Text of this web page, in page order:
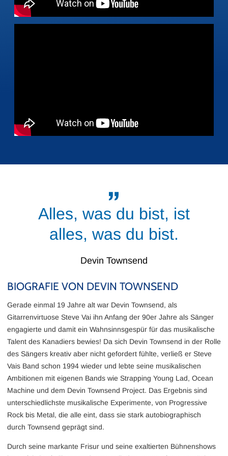
Alles, was du bist, ist
alles, was du bist.
Devin Townsend
BIOGRAFIE VON DEVIN TOWNSEND
Gerade einmal 19 Jahre alt war Devin Townsend, als
Gitarrenvirtuose Steve Vai ihn Anfang der 90er Jahre als Sänger
engagierte und damit ein Wahnsinnsgespür für das musikalische
Talent des Kanadiers bewies! Da sich Devin Townsend in der Rolle
des Sängers kreativ aber nicht gefordert fühlte, verließ er Steve
Vais Band schon 1994 wieder und lebte seine musikalischen
Ambitionen mit eigenen Bands wie Strapping Young Lad, Ocean
Machine und dem Devin Townsend Project. Das Ergebnis sind
unterschiedlichste musikalische Experimente, von Progressive
Rock bis Metal, die alle eint, dass sie stark autobiographisch
durch Townsend geprägt sind.
Durch seine markante Frisur und seine exaltierten Bühnenshows